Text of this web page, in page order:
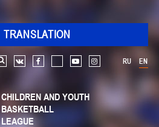
TRANSLATION
RU EN
Search vk facebook youtube instagram
CHILDREN AND YOUTH
BASKETBALL
LEAGUE